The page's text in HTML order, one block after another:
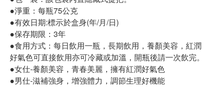
●淨重：每瓶75公克
●有效日期:標示於盒身(年/月/日)
●保存期限：3年
●食用方式：每日飲用一瓶，長期飲用，養顏美容，紅潤
好氣色可直接飲用亦可冷藏或加溫，開瓶後請一次飲完。
●女仕-養顏美容，青春美麗，擁有紅潤好氣色
●男仕-滋補強身，增強體力，調節生理好機能